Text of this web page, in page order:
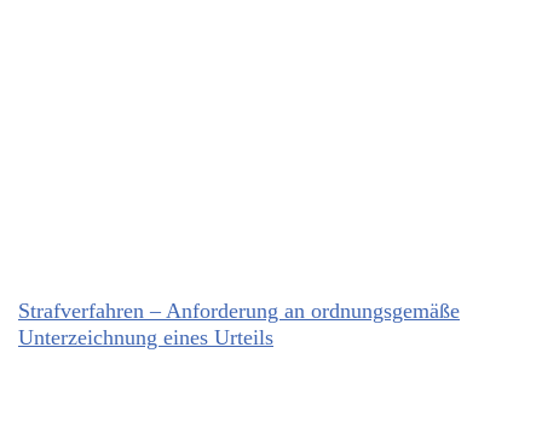
Strafverfahren – Anforderung an ordnungsgemäße
Unterzeichnung eines Urteils